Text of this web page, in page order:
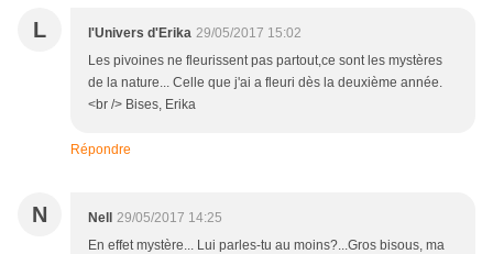
L l'Univers d'Erika 29/05/2017 15:02
Les pivoines ne fleurissent pas partout,ce sont les mystères
de la nature... Celle que j'ai a fleuri dès la deuxième année.
<br /> Bises, Erika
Répondre
N Nell
29/05/2017 14:25
En effet mystère... Lui parles-tu au moins?...Gros bisous, ma